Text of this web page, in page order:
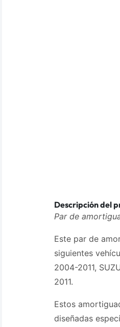
Descripción del
Par de
Este par de
siguientes
2004-2011,
2011.
Estos
diseñadas